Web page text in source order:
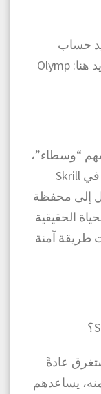
حساب
Olymp Trade الخاص بك. اعرف المزيد هنا: Olymp
“وسطاء”،
ويدّعون أنهم يقومون بعمليات الإيداع في Skrill
إلى محفظة
الحقيقية
طريقة آمنة
عادةً
يساعدهم